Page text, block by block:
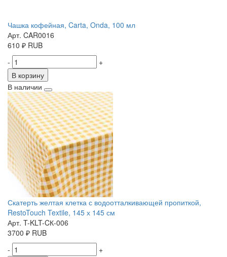
Чашка кофейная, Carta, Onda, 100 мл
Арт. CAR0016
610 ₽ RUB
-
+
В корзину
В наличии
Скатерть желтая клетка с водоотталкивающей пропиткой,
RestoTouch Textile, 145 х 145 см
Арт. T-KLT-CК-006
3700 ₽ RUB
-
+